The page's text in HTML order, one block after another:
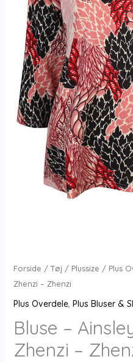
Forside /Tøj / Plussize / Plus
Zhenzi – Zhenzi
Plus Overdele, Plus Bluser &
Bluse –
Zhenzi –